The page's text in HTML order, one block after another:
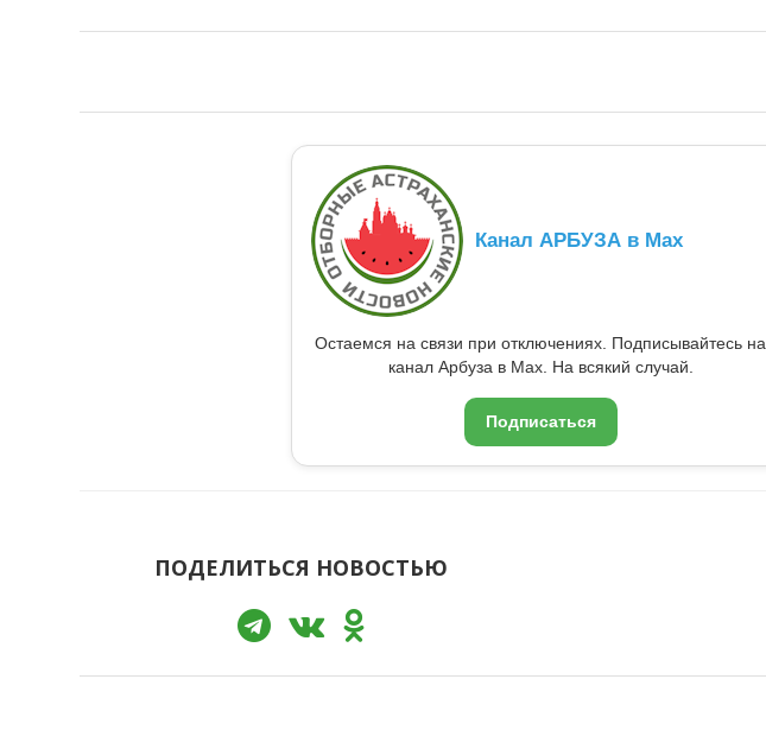
Канал АРБУЗА в Max
Остаемся на связи при отключениях. Подписывайтесь на
канал Арбуза в Max. На всякий случай.
Подписаться
ПОДЕЛИТЬСЯ НОВОСТЬЮ